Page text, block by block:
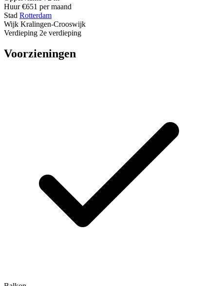
Huur €651 per maand
Stad Rotterdam
Wijk Kralingen-Crooswijk
Verdieping 2e verdieping
Voorzieningen